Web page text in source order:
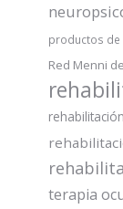
productos de
Red Menni
terapia